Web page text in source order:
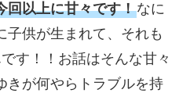
回以上に甘々です！なに
子供が生まれて、それも
す！！お話はそんな甘々
きが何やらトラブルを持